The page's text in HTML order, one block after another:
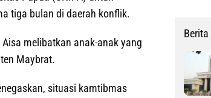
tiga bulan di daerah konflik.
melibatkan anak-anak yang
Maybrat.
situasi kamtibmas